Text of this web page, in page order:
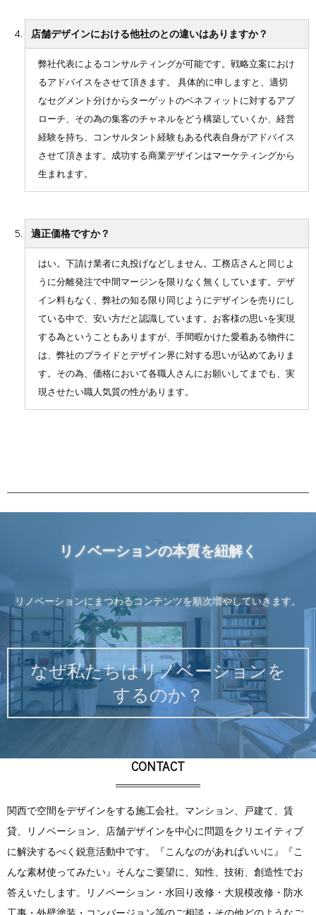
店舗デザインにおける他社のとの違いはありますか？
弊社代表によるコンサルティングが可能です。戦略立案におけ
るアドバイスをさせて頂きます。 具体的に申しますと、適切
なセグメント分けからターゲットのベネフィットに対するアプ
ローチ、その為の集客のチャネルをどう構築していくか、経営
経験を持ち、コンサルタント経験もある代表自身がアドバイス
させて頂きます。成功する商業デザインはマーケティングから
生まれます。
適正価格ですか？
はい。下請け業者に丸投げなどしません。工務店さんと同じよ
うに分離発注で中間マージンを限りなく無くしています。デザ
イン料もなく、弊社の知る限り同じようにデザインを売りにし
ている中で、安い方だと認識しています。お客様の思いを実現
する為ということもありますが、手間暇かけた愛着ある物件に
は、弊社のプライドとデザイン界に対する思いが込めてありま
す。その為、価格において各職人さんにお願いしてまでも、実
現させたい職人気質の性があります。
リノベーションの本質を紐解く
リノベーションにまつわるコンテンツを順次増やしていきます。
なぜ私たちはリノベーションを
するのか？
CONTACT
関西で空間をデザインをする施工会社。マンション、戸建て、賃
貸、リノベーション、店舗デザインを中心に問題をクリエイティブ
に解決するべく鋭意活動中です。『こんなのがあればいいに』『こ
んな素材使ってみたい』そんなご要望に、知性、技術、創造性でお
答えいたします。リノベーション・水回り改修・大規模改修・防水